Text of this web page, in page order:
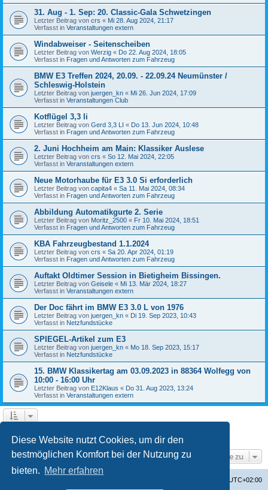
Diese Website nutzt Cookies, um dir den
bestmöglichen Komfort bei der Nutzung zu
bieten. Mehr erfahren
31. Aug - 1. Sep: 20. Classic-Gala Schwetzingen
Letzter Beitrag von crs « Mi 28. Aug 2024, 21:17
Verfasst in Veranstaltungen extern
Windabweiser - Seitenscheiben
Letzter Beitrag von Werzig « Do 22. Aug 2024, 18:05
Verfasst in Fragen und Antworten zum Fahrzeug
BMW E3 Treffen 2024, 20.09. - 22.09.24 Neumünster /
Schleswig-Holstein
Letzter Beitrag von juergen_kn « Mi 26. Jun 2024, 17:09
Verfasst in Veranstaltungen Club
Kotflügel 3,3 li
Letzter Beitrag von Gerd 3,3 LI « Do 13. Jun 2024, 10:48
Verfasst in Fragen und Antworten zum Fahrzeug
2. Juni Hochheim am Main: Klassiker Auslese
Letzter Beitrag von crs « So 12. Mai 2024, 22:05
Verfasst in Veranstaltungen extern
Neue Motorhaube für E3 3.0 Si erforderlich
Letzter Beitrag von capita4 « Sa 11. Mai 2024, 08:34
Verfasst in Fragen und Antworten zum Fahrzeug
Abbildung Automatikgurte 2. Serie
Letzter Beitrag von Moritz_2500 « Fr 10. Mai 2024, 18:51
Verfasst in Fragen und Antworten zum Fahrzeug
KBA Fahrzeugbestand 1.1.2024
Letzter Beitrag von crs « Sa 20. Apr 2024, 01:19
Verfasst in Fragen und Antworten zum Fahrzeug
Auftakt Oldtimer Session in Bietigheim Bissingen.
Letzter Beitrag von Geisele « Mi 13. Mär 2024, 18:27
Verfasst in Veranstaltungen extern
Der Doc fährt im BMW E3 3.0 L von 1976
Letzter Beitrag von juergen_kn « Di 19. Sep 2023, 10:43
Verfasst in Netzfundstücke
SPIEGEL-Artikel zum E3
Letzter Beitrag von juergen_kn « Mo 18. Sep 2023, 15:17
Verfasst in Netzfundstücke
15. BMW Klassikertag am 03.09.2023 in 88364 Wolfegg von
10:00 - 16:00 Uhr
Letzter Beitrag von E12Klaus « Do 31. Aug 2023, 13:24
Verfasst in Veranstaltungen extern
Gehe zu
UTC+02:00